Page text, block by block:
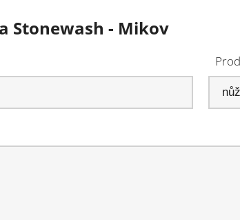
Stonewash - Mikov